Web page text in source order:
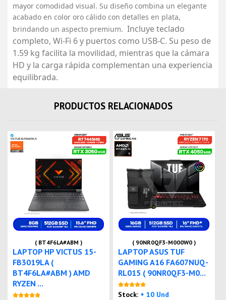
mayor comodidad visual. Su diseño combina un elegante
acabado en color oro cálido con detalles en plata,
brindando un aspecto premium. Incluye teclado
completo, Wi-Fi 6 y puertos como USB-C. Su peso de
1.59 kg facilita la movilidad, mientras que la cámara
HD y la carga rápida complementan una experiencia
equilibrada.
PRODUCTOS RELACIONADOS
( BT4F6LA#ABM )
LAPTOP HP VICTUS 15-
FB3019LA (
BT4F6LA#ABM ) AMD
RYZEN ...
( 90NR0QF3-M000W0 )
LAPTOP ASUS TUF
GAMING A16 FA607NUQ-
RL015 ( 90NR0QF3-M0...
Stock: + 10 Und